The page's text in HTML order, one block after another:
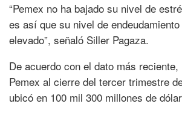
“Pemex no ha bajado su nivel de
es así que su nivel de
elevado”, señaló Siller Pagaza.
De acuerdo con el dato más reciente,
Pemex al cierre del tercer trimestre
ubicó en 100 mil 300 millones de